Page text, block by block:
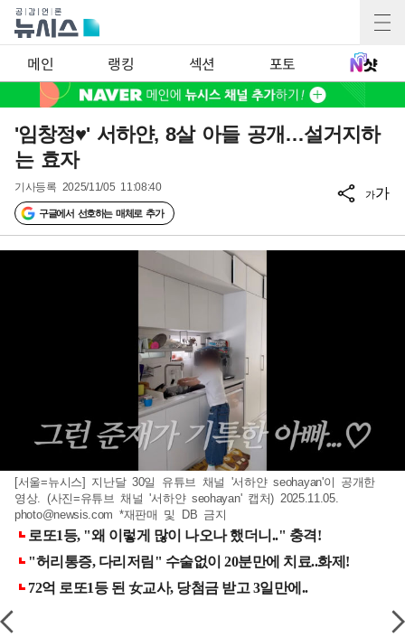
메인 랭킹 섹션 포토
'임창정♥' 서하얀, 8살 아들 공개…설거지하
는 효자
기사등록 2025/11/05 11:08:40
구글에서 선호하는 매체로 추가
가가
[서울=뉴시스] 지난달 30일 유튜브 채널 '서하얀 seohayan'이 공개한
영상. (사진=유튜브 채널 '서하얀 seohayan' 캡처) 2025.11.05.
photo@newsis.com *재판매 및 DB 금지